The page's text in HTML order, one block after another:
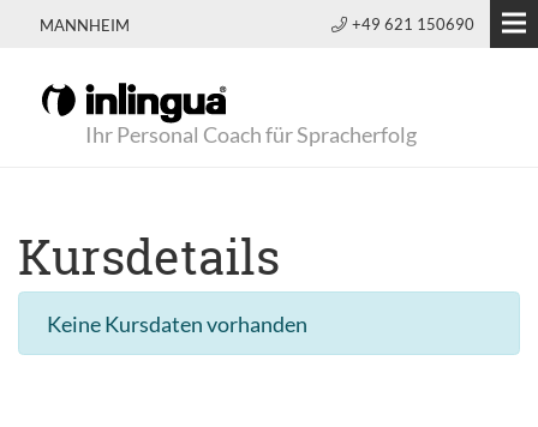
MANNHEIM +49 621 150690
Ihr Personal Coach für Spracherfolg
Kursdetails
Keine Kursdaten vorhanden